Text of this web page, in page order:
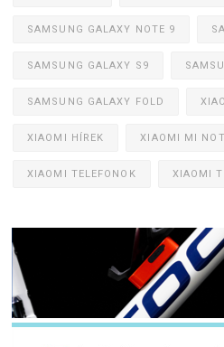
SAMSUNG GALAXY NOTE 9
SAMSUNG GALAXY S9
SAMSUNG GALAXY FOLD
XIAOMI HÍREK XIAOMI MI
XIAOMI TELEFONOK XIAOMI